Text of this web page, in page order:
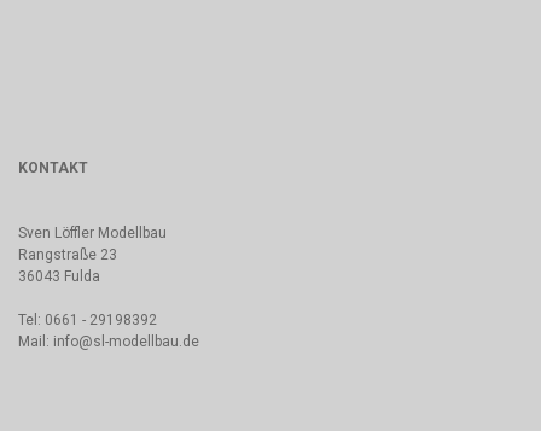
KONTAKT
Sven Löffler Modellbau
Rangstraße 23
36043 Fulda
Tel: 0661 - 29198392
Mail: info@sl-modellbau.de